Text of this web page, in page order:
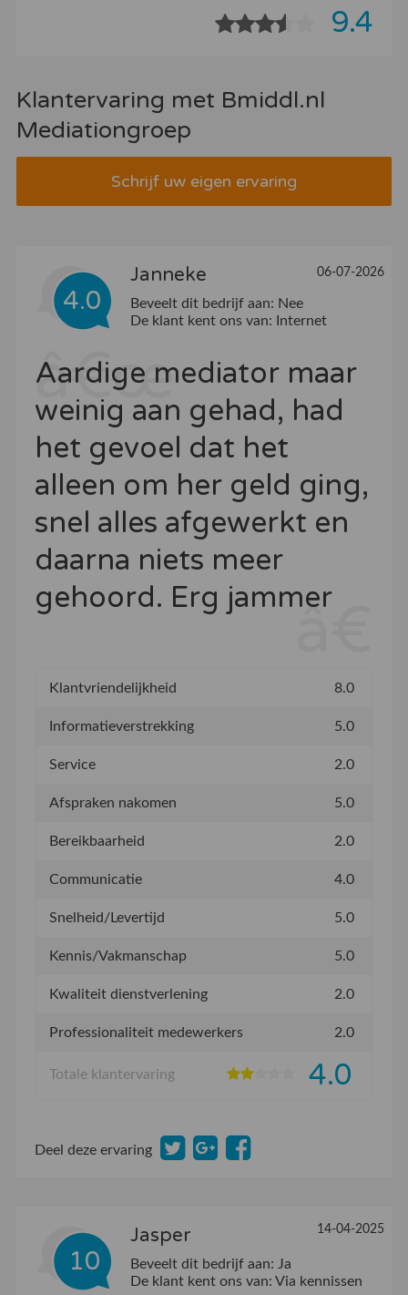
9.4
Klantervaring met Bmiddl.nl
Mediationgroep
Schrijf uw eigen ervaring
4.0
Janneke 06-07-2026
Beveelt dit bedrijf aan: Nee
De klant kent ons van:
Internet
Aardige mediator maar
weinig aan gehad, had
het gevoel dat het
alleen om her geld ging,
snel alles afgewerkt en
daarna niets meer
gehoord. Erg jammer
Klantvriendelijkheid 8.0
Informatieverstrekking 5.0
Service 2.0
Afspraken nakomen 5.0
Bereikbaarheid 2.0
Communicatie 4.0
Snelheid/Levertijd 5.0
Kennis/Vakmanschap 5.0
Kwaliteit dienstverlening 2.0
Professionaliteit medewerkers 2.0
Totale klantervaring 4.0
Deel deze ervaring
10
Jasper 14-04-2025
Beveelt dit bedrijf aan: Ja
De klant kent ons van: Via kennissen